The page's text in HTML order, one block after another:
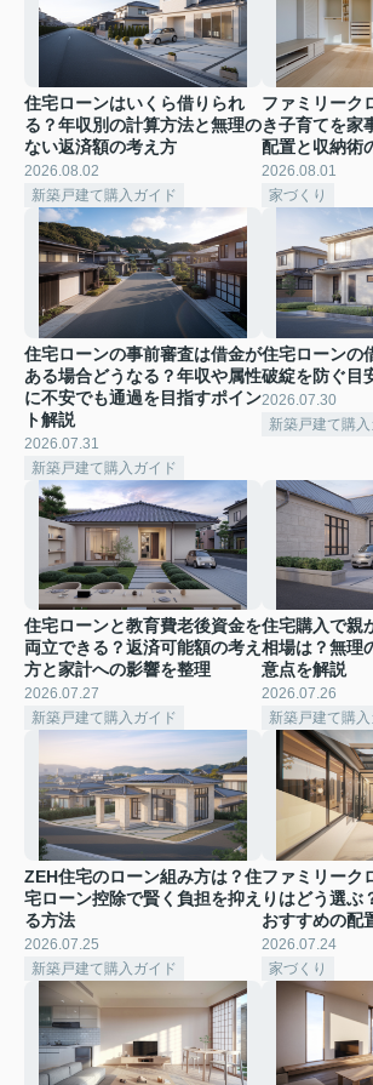
住宅ローンはいくら借りられ
る？年収別の計算方法と無理の
ない返済額の考え方
2026.08.02
新築戸建て購入ガイド
ファミリーク
き子育てを家
配置と収納術
2026.08.01
家づくり
住宅ローンの事前審査は借金が
ある場合どうなる？年収や属性
に不安でも通過を目指すポイン
ト解説
2026.07.31
新築戸建て購入ガイド
住宅ローンの
破綻を防ぐ目
2026.07.30
新築戸建て購
住宅ローンと教育費老後資金を
両立できる？返済可能額の考え
方と家計への影響を整理
2026.07.27
新築戸建て購入ガイド
住宅購入で親
相場は？無理
意点を解説
2026.07.26
新築戸建て購
ZEH住宅のローン組み方は？住
宅ローン控除で賢く負担を抑え
る方法
2026.07.25
新築戸建て購入ガイド
ファミリーク
りはどう選ぶ
おすすめの配
2026.07.24
家づくり